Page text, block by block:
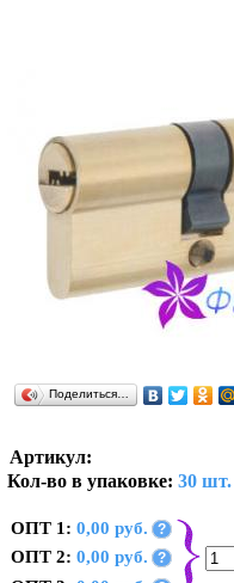
Поделиться…
Артикул:
Кол-во в упаковке: 30 шт.
ОПТ 1: 0,00 руб. ?
ОПТ 2: 0,00 руб. ?